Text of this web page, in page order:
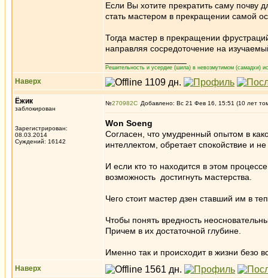
Если Вы хотите прекратить саму
стать мастером в прекращении самой
Тогда мастер в прекращении
направляя сосредоточение на
Решительность и усердие (шила) в невозмутимом (самадхи)
Наверх
Ёжик
заблокирован
Зарегистрирован:
08.03.2014
Суждений: 16142
№270982 Добавлено: Вс 21 Фев 16, 15:51 (10 лет
Won Soeng
Согласен, что умудренный опытом в
интеллектом, обретает спокойствие и
И если кто то находится в этом
возможность достигнуть мастерства.
Чего стоит мастер дзен ставший им в
Чтобы понять вредность
Причем в их достаточной глубине.
Именно так и происходит в жизни безо
Наверх